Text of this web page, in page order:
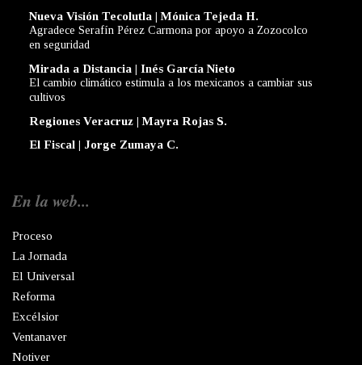
Nueva Visión Tecolutla | Mónica Tejeda H.
Agradece Serafín Pérez Carmona por apoyo a Zozocolco
en seguridad
Mirada a Distancia | Inés García Nieto
El cambio climático estimula a los mexicanos a cambiar sus
cultivos
Regiones Veracruz | Mayra Rojas S.
El Fiscal | Jorge Zumaya C.
En la web...
Proceso
La Jornada
El Universal
Reforma
Excélsior
Ventanaver
Notiver